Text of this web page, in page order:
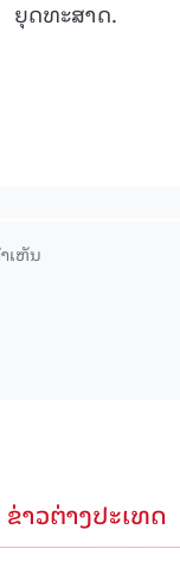
ຍຸດທະສາດ.
ຂ່າວຕ່າງປະເທດ